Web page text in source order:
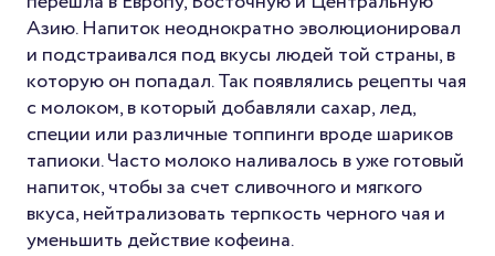
Азию. Напиток неоднократно эволюционировал
и подстраивался под вкусы людей той страны, в
которую он попадал. Так появлялись рецепты чая
с молоком, в который добавляли сахар, лед,
специи или различные топпинги вроде шариков
тапиоки. Часто молоко наливалось в уже готовый
напиток, чтобы за счет сливочного и мягкого
вкуса, нейтрализовать терпкость черного чая и
уменьшить действие кофеина.